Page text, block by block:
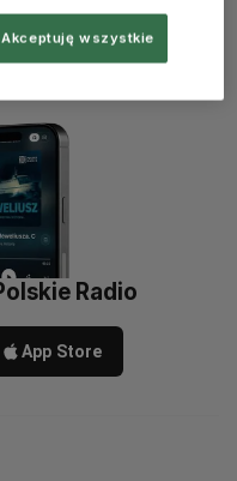
Radio
App Store
Akceptuję wszystkie